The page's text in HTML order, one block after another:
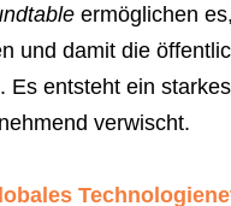
ermöglichen
und damit die
entsteht ein
verwischt.